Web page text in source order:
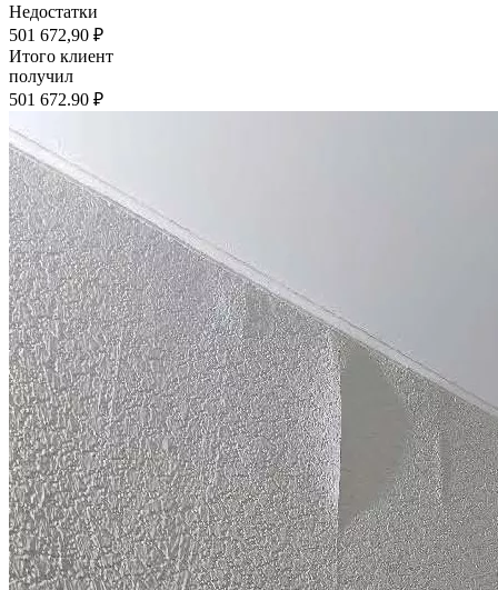
Недостатки
501 672,90 ₽
Итого клиент
получил
501 672.90 ₽
Наша судебная практика по спорам о
качестве отделки с застройщиками
Спор о качестве строительства (ЖК "Переделкино Ближнее")
Дело выиграно
Всего взыскано
865 775 руб.
Спор о качестве строительства с ООО "СЗ "Нагатино-1"
Дело выиграно
Всего взыскано
1 460 355 руб.
Спор о качестве строительства (ЖК "Жулебино парк")
Дело выиграно
Всего взыскано